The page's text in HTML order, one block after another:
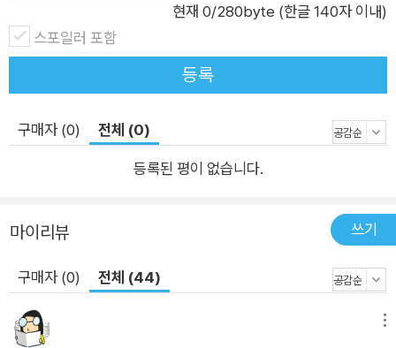
다. 영상도 꼼꼼히 찾아보며 연습하지만 자꾸 실패하고, 가벼운
마음으로 연습에 동참한 친구는 우연히 무회전 킥에 성공한다. 분
하고 속상하지만 “한 번만 더 찰게. 이번에는 꼭 무회전 킥일 것
같아서 그래.” 하고 유진은 다시 공언한다. 그는 과연 무회전 킥에
성공하게 될까? 그 끝을 알 수 없는 결말을 통해, 작가는 자신의
욕망을 진지하게 마주하는 어린이의 모습에 초점을 맞춘다. 자기
안의 내밀한 목소리에 귀 기울일 때, 어린이는 비로소 진정한 성
체』를 통해 어린이 독자가 이 단단한 믿음과 용기를 즐거이 건네
받길 바란다.
현재 0/280byte (한글 140자 이내)
스포일러 포함
등록
구매자 (0) 전체 (0)
등록된 평이 없습니다.
마이리뷰 쓰기
구매자 (0) 전체 (44)